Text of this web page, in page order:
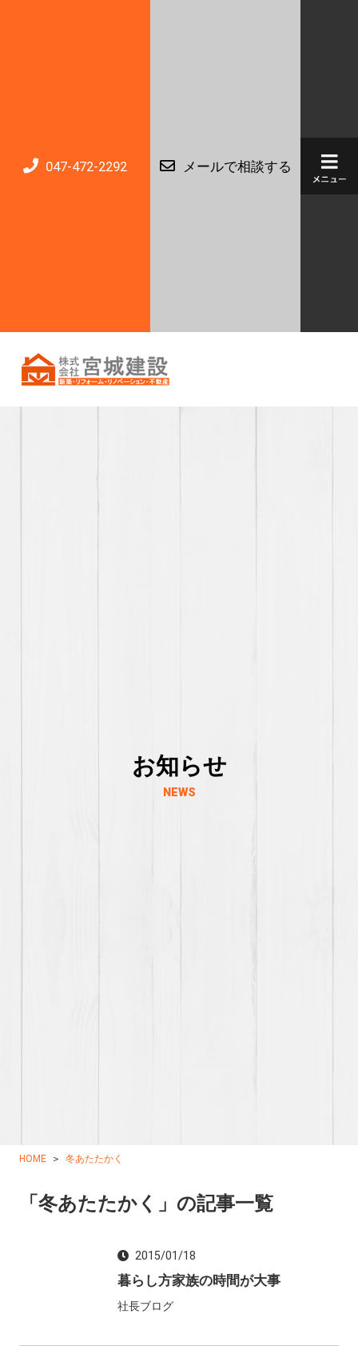
047-472-2292 メールで相談する
お知らせ
NEWS
HOME 冬あたたかく
「冬あたたかく」の記事一覧
2015/01/18
暮らし方家族の時間が大事
社長ブログ